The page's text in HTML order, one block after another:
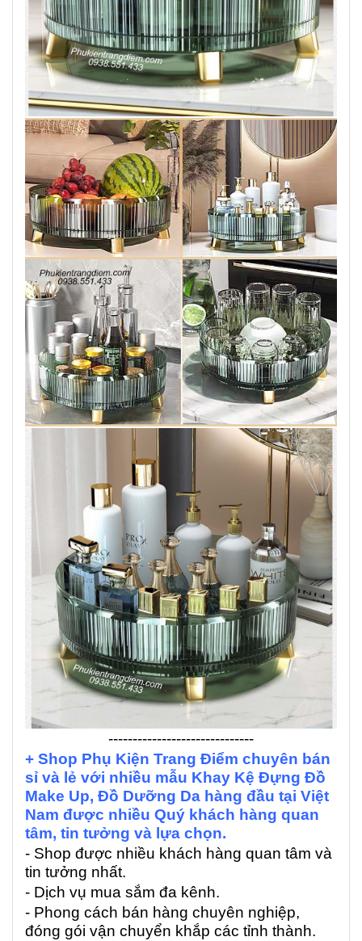
------------------------------
+ Shop Phụ Kiện Trang Điểm chuyên bán
sỉ và lẻ với nhiều mẫu Khay Kệ Đựng Đồ
Make Up, Đồ Dưỡng Da hàng đầu tại Việt
Nam được nhiều Quý khách hàng quan
tâm, tin tưởng và lựa chọn.
- Shop được nhiều khách hàng quan tâm và
tin tưởng nhất.
- Dịch vụ mua sắm đa kênh.
- Phong cách bán hàng chuyên nghiệp,
đóng gói vận chuyển khắp các tỉnh thành.